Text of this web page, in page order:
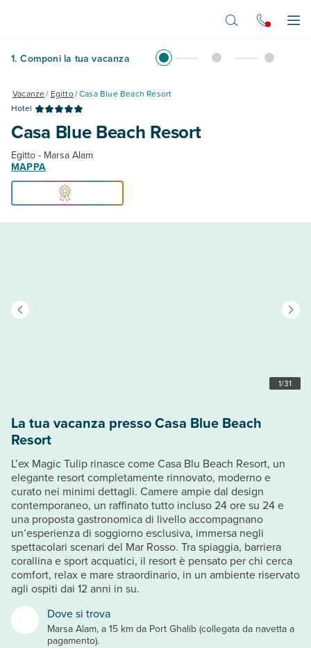
1. Componi la tua vacanza
Vacanze/ Egitto/Casa Blue Beach Resort
Hotel
Casa Blue Beach Resort
Egitto - Marsa Alam
MAPPA
1/31
Dove si trova
Marsa Alam, a 15 km da Port Ghalib (collegata da navetta a
pagamento).
La tua vacanza presso Casa Blue Beach
Resort
L’ex Magic Tulip rinasce come Casa Blu Beach Resort, un
elegante resort completamente rinnovato, moderno e
curato nei minimi dettagli. Camere ampie dal design
contemporaneo, un raffinato tutto incluso 24 ore su 24 e
una proposta gastronomica di livello accompagnano
un’esperienza di soggiorno esclusiva, immersa negli
spettacolari scenari del Mar Rosso. Tra spiaggia, barriera
corallina e sport acquatici, il resort è pensato per chi cerca
comfort, relax e mare straordinario, in un ambiente riservato
agli ospiti dai 12 anni in su.